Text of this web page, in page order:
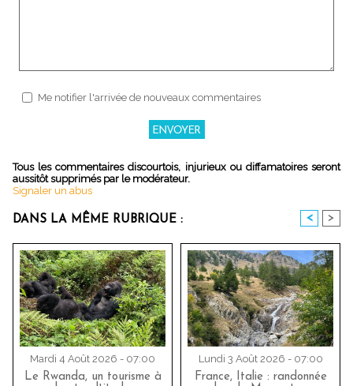
Me notifier l'arrivée de nouveaux commentaires
Tous les commentaires discourtois, injurieux ou diffamatoires seront
aussitôt supprimés par le modérateur.
Signaler un abus
DANS LA MÊME RUBRIQUE : < >
Mardi 4 Août 2026 - 07:00
Le Rwanda, un tourisme à
Lundi 3 Août 2026 - 07:00
France, Italie : randonnée